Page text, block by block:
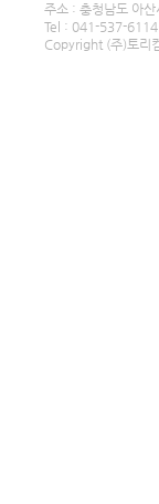
주소 : 충청남도 아
Tel : 041-537-
Copyright (주)토리